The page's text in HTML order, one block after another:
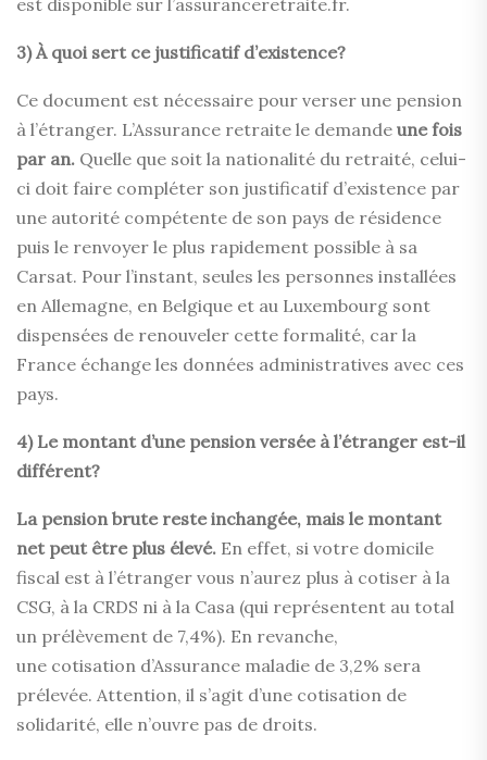
est disponible sur l’assuranceretraite.fr.
3) À quoi sert ce justificatif d’existence?
Ce document est nécessaire pour verser une pension
à l’étranger. L’Assurance retraite le demande une fois
par an. Quelle que soit la nationalité du retraité, celui-
ci doit faire compléter son justificatif d’existence par
une autorité compétente de son pays de résidence
puis le renvoyer le plus rapidement possible à sa
Carsat. Pour l’instant, seules les personnes installées
en Allemagne, en Belgique et au Luxembourg sont
dispensées de renouveler cette formalité, car la
France échange les données administratives avec ces
pays.
4) Le montant d’une pension versée à l’étranger est-il
différent?
La pension brute reste inchangée, mais le montant
net peut être plus élevé. En effet, si votre domicile
fiscal est à l’étranger vous n’aurez plus à cotiser à la
CSG, à la CRDS ni à la Casa (qui représentent au total
un prélèvement de 7,4%). En revanche,
une cotisation d’Assurance maladie de 3,2% sera
prélevée. Attention, il s’agit d’une cotisation de
solidarité, elle n’ouvre pas de droits.